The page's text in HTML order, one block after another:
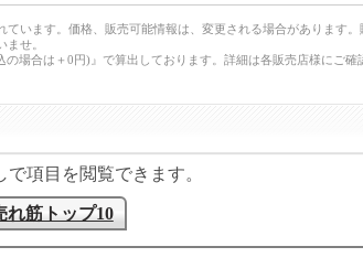
います。価格、販売可能情報は、変更される場合があります。
ませ。
場合は＋0円)』で算出しております。詳細は各販売店様にご確
項目を閲覧できます。
れ筋トップ10